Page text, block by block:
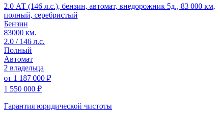
2.0 АТ (146 л.с.), бензин, автомат, внедорожник 5д., 83 000 км,
полный, серебристый
Бензин
83000 км.
2.0 / 146 л.с.
Полный
Автомат
2 владельца
от 1 187 000 ₽
1 550 000 ₽
Гарантия юридической чистоты